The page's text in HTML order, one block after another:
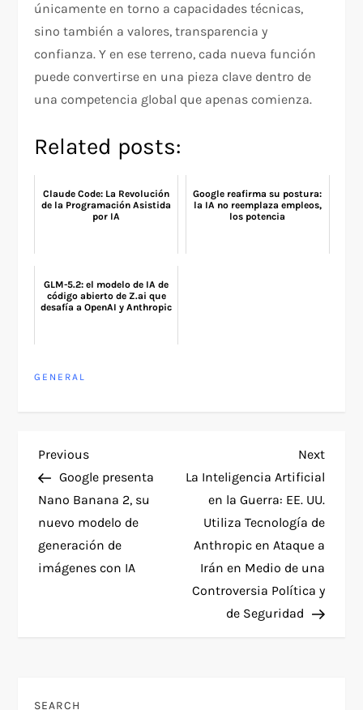
únicamente en torno a capacidades técnicas,
sino también a valores, transparencia y
confianza. Y en ese terreno, cada nueva función
puede convertirse en una pieza clave dentro de
una competencia global que apenas comienza.
Related posts:
Claude Code: La Revolución
de la Programación Asistida
por IA
Google reafirma su postura:
la IA no reemplaza empleos,
los potencia
GLM-5.2: el modelo de IA de
código abierto de Z.ai que
desafía a OpenAI y Anthropic
GENERAL
P
o
s
t
Previous
Post
Previous
Google presenta
Nano Banana 2, su
nuevo modelo de
generación de
imágenes con IA
Next
Post
Next
La Inteligencia Artificial
en la Guerra: EE. UU.
Utiliza Tecnología de
Anthropic en Ataque a
Irán en Medio de una
Controversia Política y
de Seguridad
SEARCH